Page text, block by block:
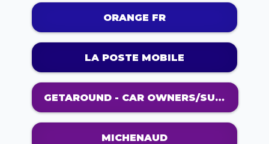
ORANGE FR
LA POSTE MOBILE
GETAROUND - CAR OWNERS/SUPPLY
MICHENAUD